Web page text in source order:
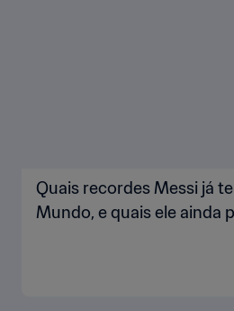
Quais recordes Messi já
Mundo, e quais ele ainda